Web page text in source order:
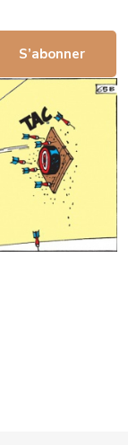
S’abonner